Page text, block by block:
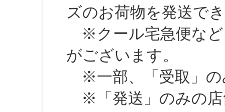
ズのお荷物を発送で
※クール宅急便など
がございます。
※一部、「受取」の
※「発送」のみの店